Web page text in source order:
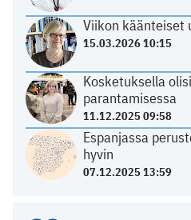
Viikon käänteiset
15.03.2026 10:15
Kosketuksella
parantamisessa
11.12.2025 09:58
Espanjassa
hyvin
07.12.2025 13:59